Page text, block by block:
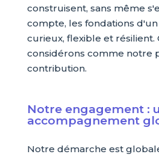
construisent, sans même
compte, les fondations
curieux, flexible et résilient.
considérons comme notre
contribution.
Notre engagement :
accompagnement
Notre démarche est